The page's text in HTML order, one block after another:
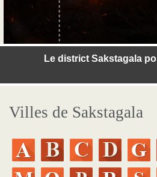
Le district Sakstagala
Villes de Sakstagala